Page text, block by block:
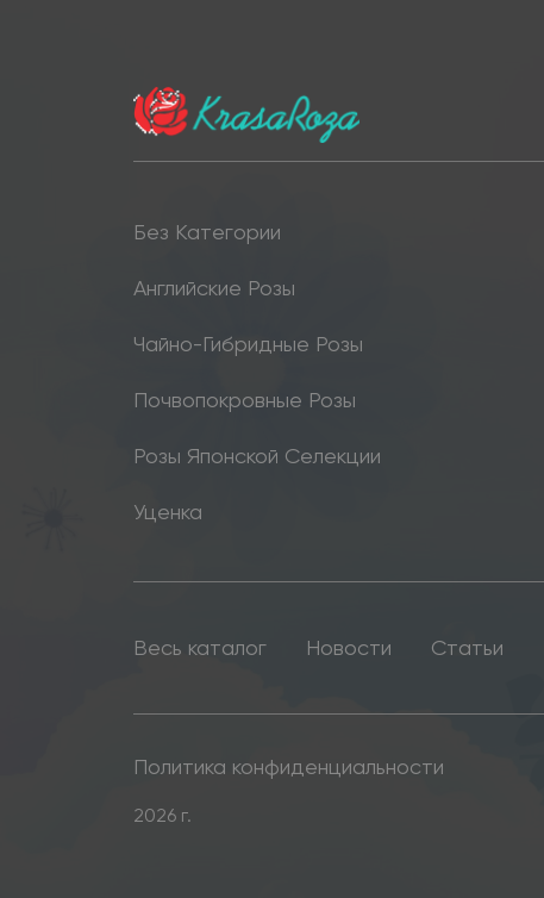
Без Категории
Английские Розы
Чайно-Гибридные Розы
Почвопокровные Розы
Розы Японской Селекции
Уценка
Весь каталог Новости Статьи
Политика конфиденциальности
2026 г.